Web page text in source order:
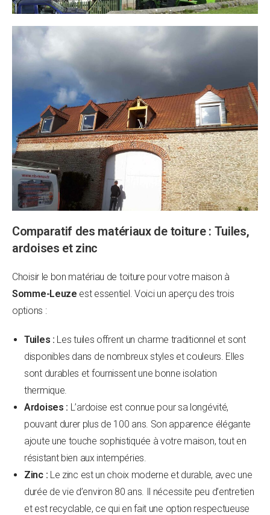
Comparatif des matériaux de toiture : Tuiles,
ardoises et zinc
Choisir le bon matériau de toiture pour votre maison à
Somme-Leuze est essentiel. Voici un aperçu des trois
options :
Tuiles : Les tuiles offrent un charme traditionnel et sont
disponibles dans de nombreux styles et couleurs. Elles
sont durables et fournissent une bonne isolation
thermique.
Ardoises : L’ardoise est connue pour sa longévité,
pouvant durer plus de 100 ans. Son apparence élégante
ajoute une touche sophistiquée à votre maison, tout en
résistant bien aux intempéries.
Zinc : Le zinc est un choix moderne et durable, avec une
durée de vie d’environ 80 ans. Il nécessite peu d’entretien
et est recyclable, ce qui en fait une option respectueuse